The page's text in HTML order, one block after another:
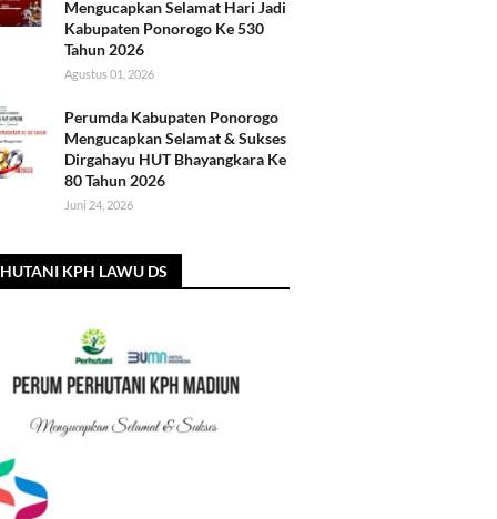
Mengucapkan Selamat Hari Jadi
Kabupaten Ponorogo Ke 530
Tahun 2026
Agustus 01, 2026
Perumda Kabupaten Ponorogo
Mengucapkan Selamat & Sukses
Dirgahayu HUT Bhayangkara Ke
80 Tahun 2026
Juni 24, 2026
KPH LAWU DS